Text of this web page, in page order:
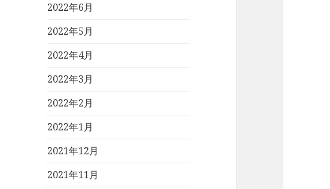
2022年6月
2022年5月
2022年4月
2022年3月
2022年2月
2022年1月
2021年12月
2021年11月